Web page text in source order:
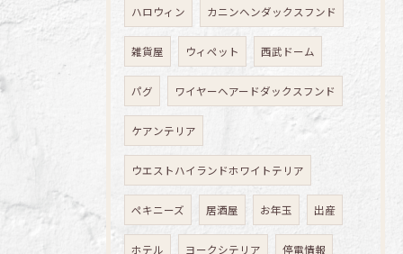
ハロウィン カニンヘンダックスフンド
雑貨屋 ウィペット 西武ドーム
パグ ワイヤーヘアードダックスフンド
ケアンテリア
ウエストハイランドホワイトテリア
ペキニーズ 居酒屋 お年玉 出産
ホテル ヨークシテリア 停電情報